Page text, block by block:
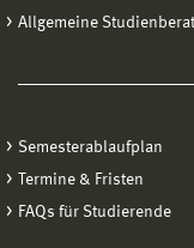
Allgemeine
Semesterablaufplan
Termine & Fristen
FAQs für Studierende